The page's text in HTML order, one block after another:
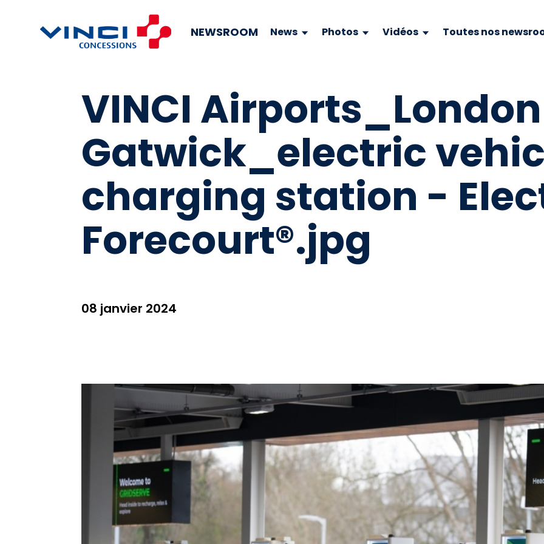
NEWSROOM News Photos Vidéos Toutes nos
VINCI Airports_London
Gatwick_electric
charging station -
Forecourt®.jpg
08 janvier 2024